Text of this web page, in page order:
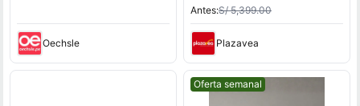
Oechsle
Antes:S/ 5,399.00
Plazavea
Mejor precio.
Oferta semanal